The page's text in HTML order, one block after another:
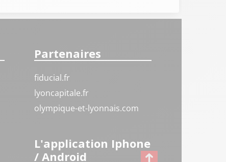
Partenaires
fiducial.fr
lyoncapitale.fr
olympique-et-lyonnais.com
L'application Iphone
/ Android